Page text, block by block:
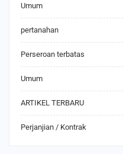
Umum
pertanahan
Perseroan terbatas
Umum
ARTIKEL TERBARU
Perjanjian / Kontrak